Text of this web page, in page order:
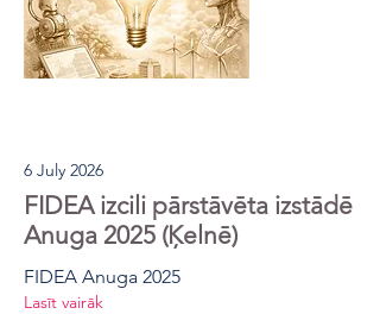
6 July 2026
FIDEA izcili pārstāvēta izstādē
Anuga 2025 (Ķelnē)
FIDEA Anuga 2025
Lasīt vairāk